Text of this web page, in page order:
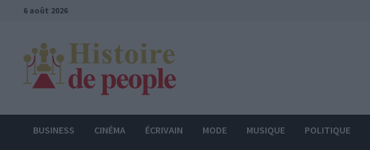
Passer6 août 2026
BUSINESS CINÉMA ÉCRIVAIN MODE MUSIQUE POLITIQUE